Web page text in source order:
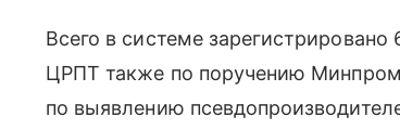
Всего в системе
ЦРПТ также по поручению
по выявлению